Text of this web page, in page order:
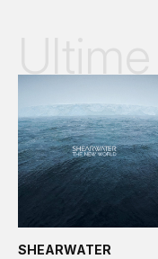
SHEARWATER